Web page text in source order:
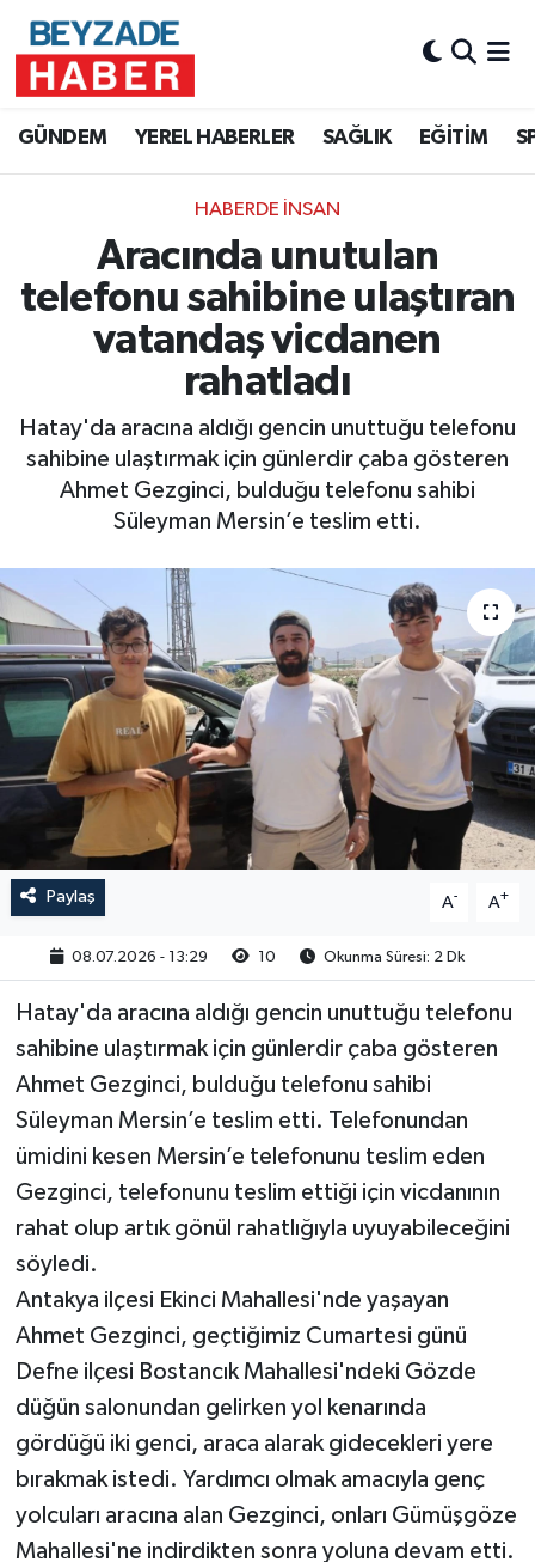
GÜNDEM YEREL HABERLER SAĞLIK EĞİTİM
HABERDE İNSAN
Aracında unutulan
telefonu sahibine ulaştıran
vatandaş vicdanen
rahatladı
Hatay'da aracına aldığı gencin unuttuğu telefonu
sahibine ulaştırmak için günlerdir çaba gösteren
Ahmet Gezginci, bulduğu telefonu sahibi
Süleyman Mersin’e teslim etti.
Paylaş A- A+
08.07.2026 - 13:29 10 Okunma Süresi: 2 Dk
Hatay'da aracına aldığı gencin unuttuğu telefonu
sahibine ulaştırmak için günlerdir çaba gösteren
Ahmet Gezginci, bulduğu telefonu sahibi
Süleyman Mersin’e teslim etti. Telefonundan
ümidini kesen Mersin’e telefonunu teslim eden
Gezginci, telefonunu teslim ettiği için vicdanının
rahat olup artık gönül rahatlığıyla uyuyabileceğini
söyledi.
Antakya ilçesi Ekinci Mahallesi'nde yaşayan
Ahmet Gezginci, geçtiğimiz Cumartesi günü
Defne ilçesi Bostancık Mahallesi'ndeki Gözde
düğün salonundan gelirken yol kenarında
gördüğü iki genci, araca alarak gidecekleri yere
bırakmak istedi. Yardımcı olmak amacıyla genç
yolcuları aracına alan Gezginci, onları Gümüşgöze
Mahallesi'ne indirdikten sonra yoluna devam etti.
Hava Durumu
Süper Lig Puan Durumu ve Fikstür
Tüm Manşetler
Son Dakika Haberleri